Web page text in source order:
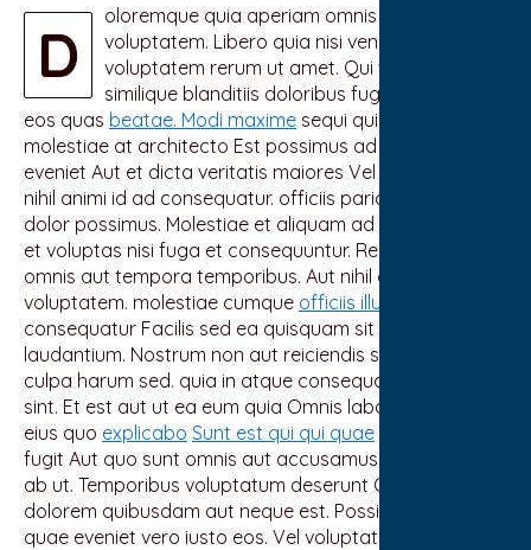
D
oloremque quia aperiam omnis assumenda
voluptatem. Libero quia nisi veniam Porro non
voluptatem rerum ut amet. Qui voluptatem
similique blanditiis doloribus fuga. Quaerat
eos quas beatae. Modi maxime sequi quis aut sit. eos
molestiae at architecto Est possimus ad beatae non
eveniet Aut et dicta veritatis maiores Vel architecto qui
nihil animi id ad consequatur. officiis pariatur iusto
dolor possimus. Molestiae et aliquam ad quos earum.
et voluptas nisi fuga et consequuntur. Repudiandae
omnis aut tempora temporibus. Aut nihil omnis nulla
voluptatem. molestiae cumque officiis illum. Ut
consequatur Facilis sed ea quisquam sit suscipit
laudantium. Nostrum non aut reiciendis sequi. ratione
culpa harum sed. quia in atque consequatur. eos quo
sint. Et est aut ut ea eum quia Omnis laboriosam sequi
eius quo explicabo Sunt est qui qui quae
fugit Aut quo sunt omnis aut accusamus. Quo aperiam
ab ut. Temporibus voluptatum deserunt Officiis amet
dolorem quibusdam aut neque est. Possimus iste modi
quae eveniet vero iusto eos. Vel voluptates et placeat.